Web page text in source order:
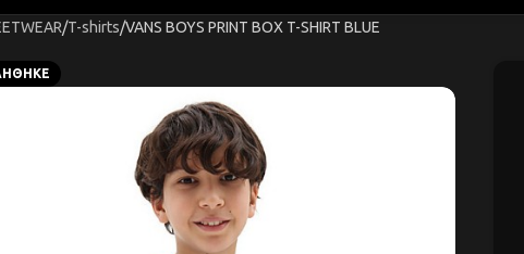
T-shirts VANS BOYS PRINT BOX T-SHIRT BLUE